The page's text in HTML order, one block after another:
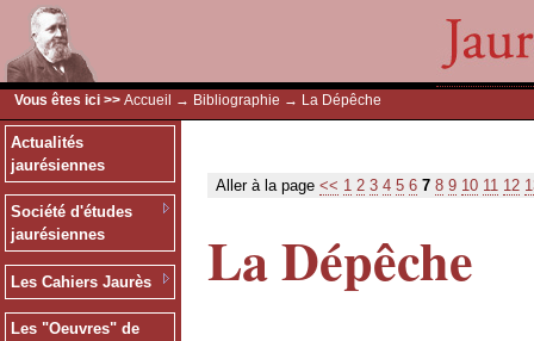
Vous êtes ici >> Accueil → Bibliographie → La Dépêche
Actualités
jaurésiennes
Société d'études
jaurésiennes
Les Cahiers Jaurès
Les "Oeuvres" de
Aller à la page << 1 2 3 4 5 6 7 8 9 10 11 12
La Dépêche